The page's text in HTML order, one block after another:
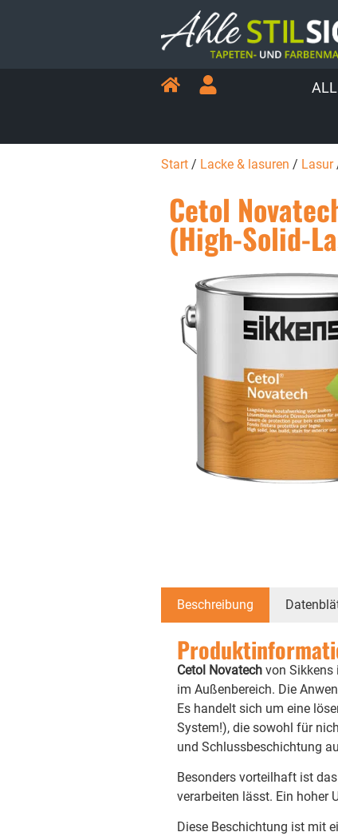
Start/ Lacke & lasuren / Lasur
Cetol
(High-Solid-
Beschreibung
Cetol Novatechvon Sikkens
im Außenbereich. Die
Es handelt sich um eine
System!), die sowohl für
und Schlussbeschichtung
Besonders vorteilhaft ist
verarbeiten lässt. Ein hoher
Diese Beschichtung ist mit